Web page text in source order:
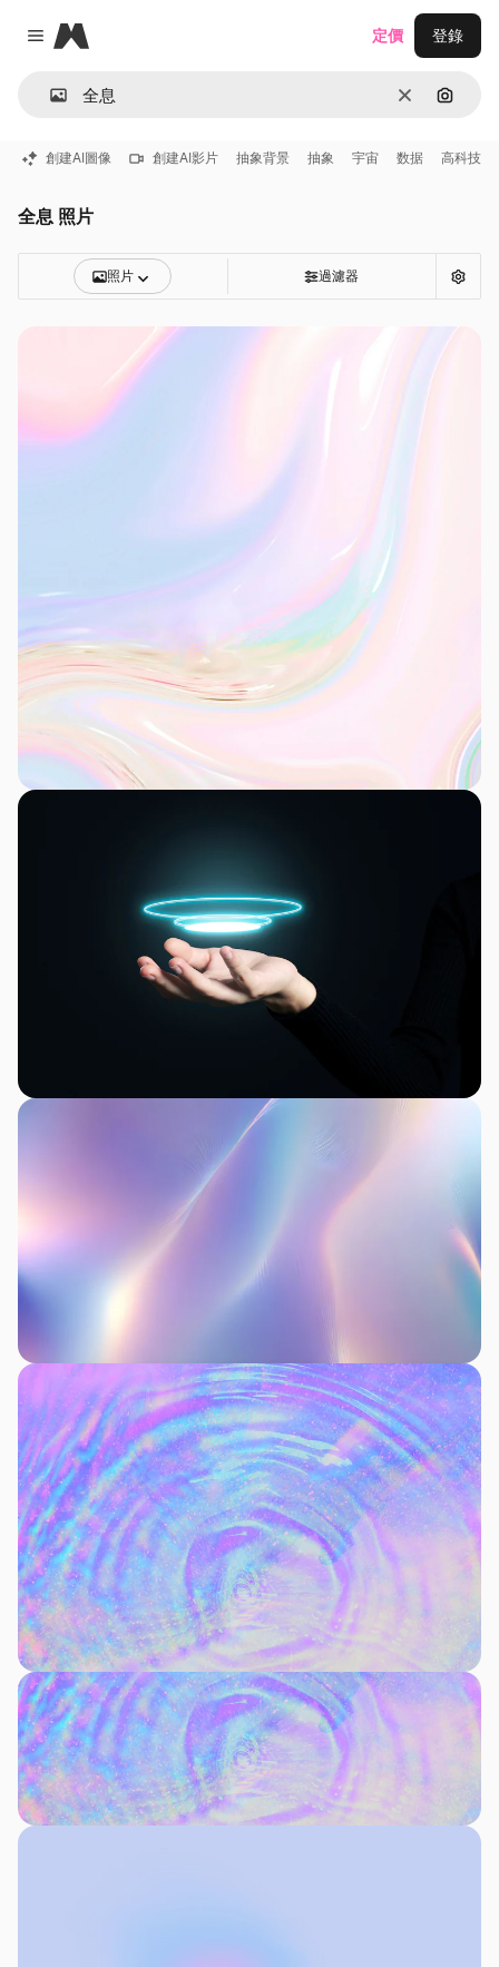
Close menu
Magnific
清除 通過圖
定價 登錄
創建AI圖像 創建AI影片 抽象背景 抽象 宇宙 数据 高科技
全息 照片
照片 過濾器